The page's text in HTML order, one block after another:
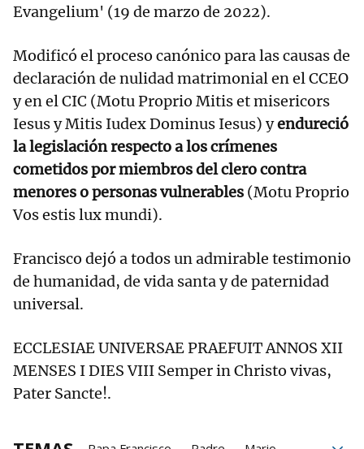
Evangelium' (19 de marzo de 2022).
Modificó el proceso canónico para las causas de
declaración de nulidad matrimonial en el CCEO
y en el CIC (Motu Proprio Mitis et misericors
Iesus y Mitis Iudex Dominus Iesus) yendureció
la legislación respecto a los crímenes
cometidos por miembros del clero contra
menores o personas vulnerables (Motu Proprio
Vos estis lux mundi).
Francisco dejó a todos un admirable testimonio
de humanidad, de vida santa y de paternidad
universal.
ECCLESIAE UNIVERSAE PRAEFUIT ANNOS XII
MENSES I DIES VIII Semper in Christo vivas,
Pater Sancte!.